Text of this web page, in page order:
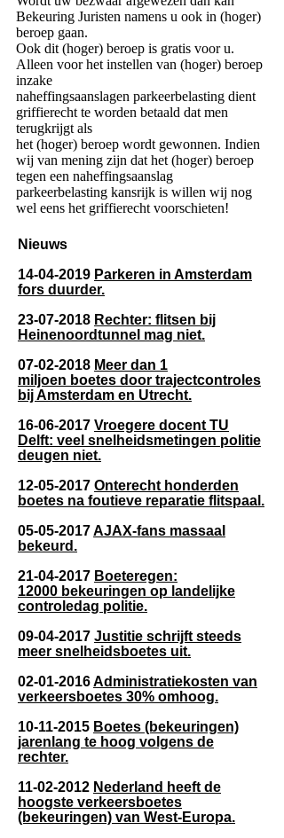
Bekeuring Juristen namens u ook in (hoger)
beroep gaan.
Ook dit (hoger) beroep is gratis voor u.
Alleen voor het instellen van (hoger) beroep
inzake
naheffingsaanslagen parkeerbelasting dient
griffierecht te worden betaald dat men
terugkrijgt als
het (hoger) beroep wordt gewonnen. Indien
wij van mening zijn dat het (hoger) beroep
tegen een naheffingsaanslag
parkeerbelasting kansrijk is willen wij nog
wel eens het griffierecht voorschieten!
Nieuws
14-04-2019 Parkeren in Amsterdam
fors duurder.
23-07-2018 Rechter: flitsen bij
Heinenoordtunnel mag niet.
07-02-2018 Meer dan 1
miljoen boetes door trajectcontroles
bij Amsterdam en Utrecht.​
16-06-2017 Vroegere docent TU
Delft: veel snelheidsmetingen politie
deugen niet.
12-05-2017 Onterecht honderden
boetes na foutieve reparatie flitspaal.
05-05-2017AJAX-fans massaal
bekeurd.
21-04-2017 Boeteregen:
12000 bekeuringen op landelijke
controledag politie.
09-04-2017 Justitie schrijft steeds
meer snelheidsboetes uit.
02-01-2016Administratiekosten van
verkeersboetes 30% omhoog.
10-11-2015 Boetes (bekeuringen)
jarenlang te hoog volgens de
rechter.
11-02-2012 Nederland heeft de
hoogste verkeersboetes
(bekeuringen) van West-Europa.